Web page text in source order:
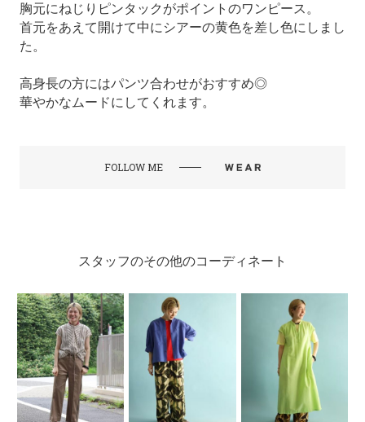
胸元にねじりピンタックがポイントのワンピース。
首元をあえて開けて中にシアーの黄色を差し色にしまし
た。
高身長の方にはパンツ合わせがおすすめ◎
華やかなムードにしてくれます。
FOLLOW ME
スタッフのその他のコーディネート